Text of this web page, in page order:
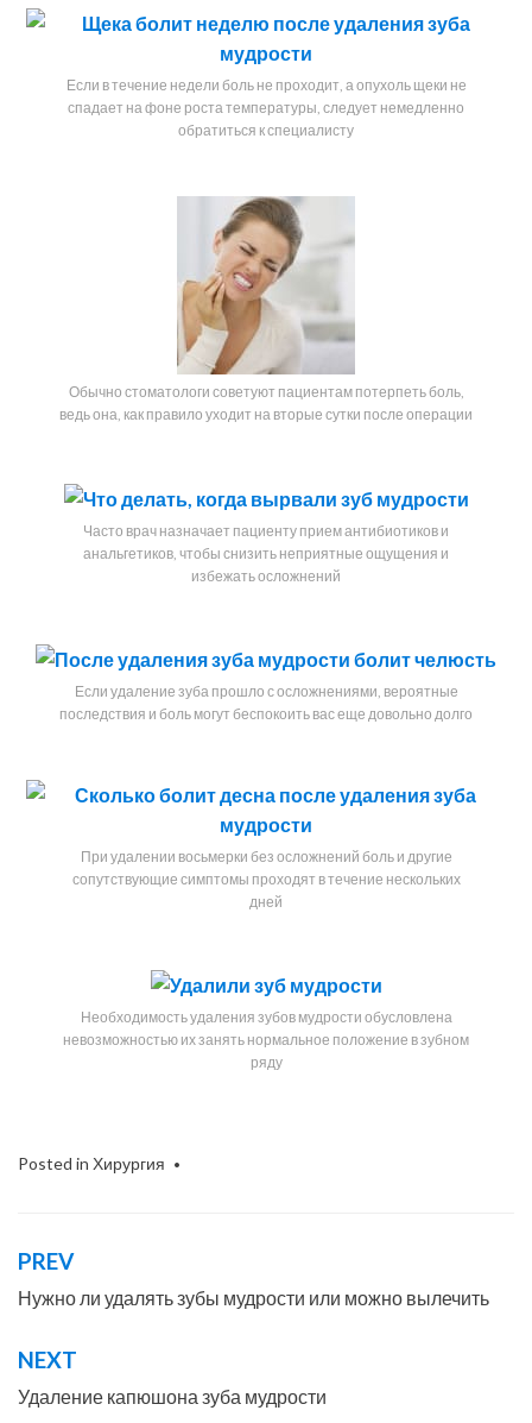
Если в течение недели боль не проходит, а опухоль щеки не
спадает на фоне роста температуры, следует немедленно
обратиться к специалисту
Обычно стоматологи советуют пациентам потерпеть боль,
ведь она, как правило уходит на вторые сутки после операции
Часто врач назначает пациенту прием антибиотиков и
анальгетиков, чтобы снизить неприятные ощущения и
избежать осложнений
Если удаление зуба прошло с осложнениями, вероятные
последствия и боль могут беспокоить вас еще довольно долго
При удалении восьмерки без осложнений боль и другие
сопутствующие симптомы проходят в течение нескольких
дней
Необходимость удаления зубов мудрости обусловлена
невозможностью их занять нормальное положение в зубном
ряду
Posted in Хирургия
Навигация
по
записям
PREV
Нужно ли удалять зубы мудрости или можно вылечить
NEXT
Удаление капюшона зуба мудрости